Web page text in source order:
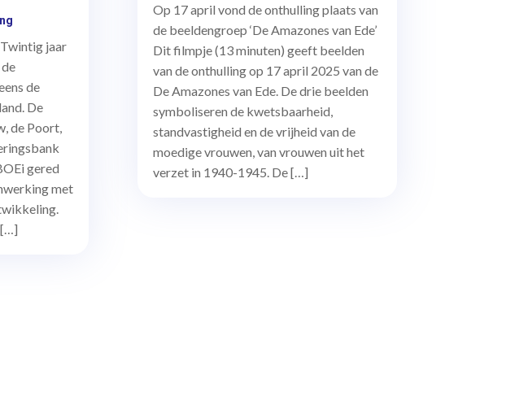
jaar
de
De
de Poort,
gered
met
[…]
Op 17 april vond de onthulling plaats van
de beeldengroep ‘De Amazones van Ede’
Dit filmpje (13 minuten) geeft beelden
van de onthulling op 17 april 2025 van de
De Amazones van Ede. De drie beelden
symboliseren de kwetsbaarheid,
standvastigheid en de vrijheid van de
moedige vrouwen, van vrouwen uit het
verzet in 1940-1945. De […]